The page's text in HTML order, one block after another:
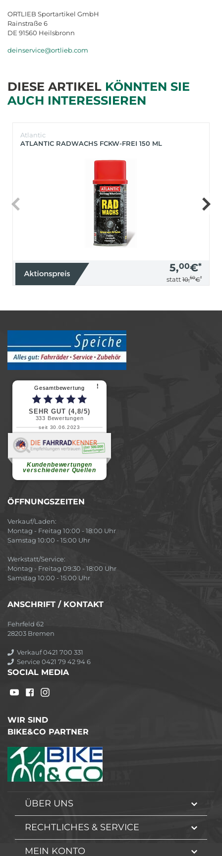
ORTLIEB Sportartikel GmbH
Rainstraße 6
DE 91560 Heilsbronn
deinservice@ortlieb.com
DIESE ARTIKEL KÖNNTEN SIE
AUCH INTERESSIEREN
Atlantic
ATLANTIC RADWACHS FCKW-FREI 150 ML
5,00€*
statt 10,50€*
Gesamtbewertung ⠇
SEHR GUT (4,8/5)
333 Bewertungen
seit 30.06.2023
Kundenbewertungen
verschiedener Quellen
Renate H.
Vielen Dank für ein herzliches
ÖFFNUNGSZEITEN
Verkauf/Laden:
Montag - Freitag 10:00 - 18:00 Uhr
Samstag 10:00 - 15:00 Uhr
Werkstatt/Service:
Montag - Freitag 09:30 - 18:00 Uhr
Samstag 10:00 - 15:00 Uhr
ANSCHRIFT / KONTAKT
Fehrfeld 62
28203 Bremen
Verkauf 0421 700 331
Service 0421 79 42 94 6
SOCIAL MEDIA
WIR SIND
BIKE&CO PARTNER
ÜBER UNS
RECHTLICHES & SERVICE
MEIN KONTO